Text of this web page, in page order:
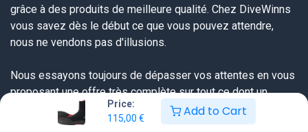
Price:
115,00 € Add to Cart
grâce à des produits de meilleure qualité. Chez DiveWinns
vous savez dès le début ce que vous pouvez attendre,
nous ne vendons pas d'illusions.
Nous essayons toujours de dépasser vos attentes en vous
proposant une offre très complète sur tout ce dont un
plongeur a besoin et ceci à un prix sérieux et une qualité de
service extraordinaire.